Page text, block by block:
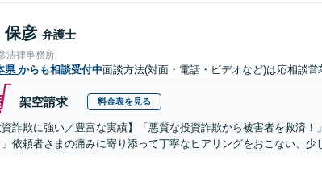
保彦 弁護士
法律事務所
県からも相談受付中面談方法(対面・電話・ビデオなど)は応相談営
架空請求 料金表を見る
資詐欺に強い／豊富な実績】「悪質な投資詐欺から被害者を救済
依頼者さまの痛みに寄り添って丁寧なヒアリングをおこない、少